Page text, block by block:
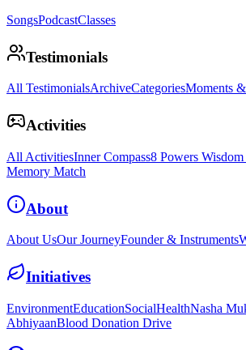
SongsPodcastClasses
Testimonials
All TestimonialsArchiveCategoriesMoments
Activities
All ActivitiesInner Compass8 Powers Wisdom
Memory Match
About
About UsOur JourneyFounder & Instruments
Initiatives
EnvironmentEducationSocialHealthNasha
AbhiyaanBlood Donation Drive